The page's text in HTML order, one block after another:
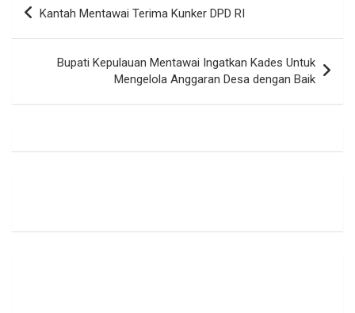
Kantah Mentawai Terima Kunker DPD RI
Bupati Kepulauan Mentawai Ingatkan Kades Untuk
Mengelola Anggaran Desa dengan Baik